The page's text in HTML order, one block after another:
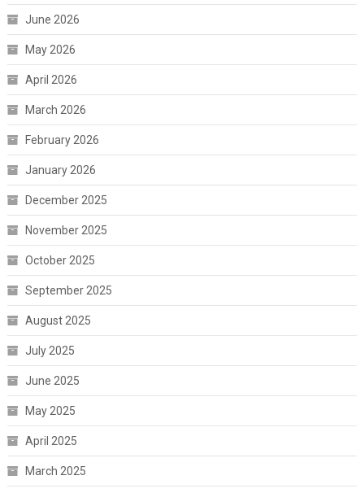
June 2026
May 2026
April 2026
March 2026
February 2026
January 2026
December 2025
November 2025
October 2025
September 2025
August 2025
July 2025
June 2025
May 2025
April 2025
March 2025